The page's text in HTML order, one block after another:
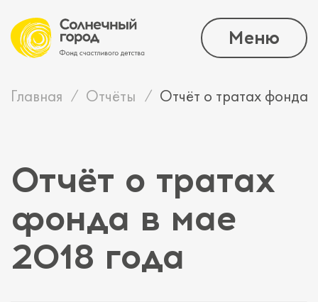
Меню
Главная Отчёты Отчёт о тратах фонда
Отчёт о тратах
фонда в мае
2018 года